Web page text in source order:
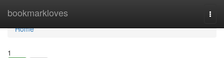
bookmarkloves
Home
Home
1